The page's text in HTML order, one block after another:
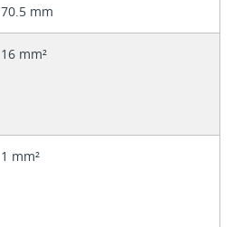
70.5 mm
16 mm²
1 mm²